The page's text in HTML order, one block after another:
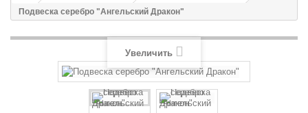
Подвеска серебро "Ангельский Дракон"
Увеличить